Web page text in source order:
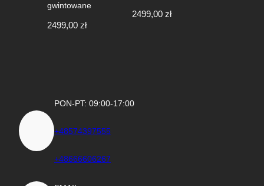
gwintowane
2499,00 zł
2499,00 zł
PON-PT: 09:00-17:00
+48574397555
+48666606267